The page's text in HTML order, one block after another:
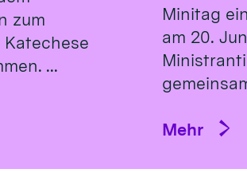
zum
...
Minitag
am 20.
Mehr